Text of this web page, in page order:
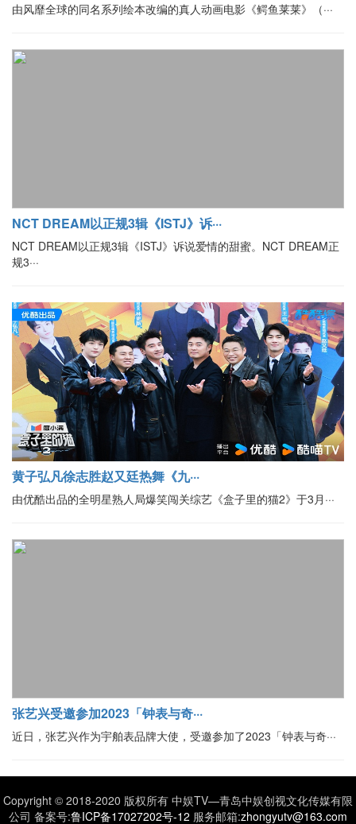
由风靡全球的同名系列绘本改编的真人动画电影《鳄鱼莱莱》（···
NCT DREAM以正规3辑《ISTJ》诉···
NCT DREAM以正规3辑《ISTJ》诉说爱情的甜蜜。NCT DREAM正
规3···
黄子弘凡徐志胜赵又廷热舞《九···
由优酷出品的全明星熟人局爆笑闯关综艺《盒子里的猫2》于3月···
张艺兴受邀参加2023「钟表与奇···
近日，张艺兴作为宇舶表品牌大使，受邀参加了2023「钟表与奇···
Copyright © 2018-2020 版权所有 中娱TV—青岛中娱创视文化传媒有限
公司 备案号:鲁ICP备17027202号-12 服务邮箱:zhongyutv@163.com